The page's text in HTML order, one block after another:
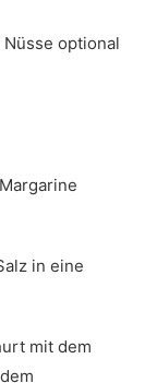
optional
in eine
mit dem